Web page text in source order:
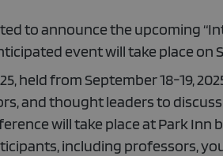
to announce the upcoming
event will take place on
held from September 18-19,
and thought leaders to
will take place at Park Inn
including professors,